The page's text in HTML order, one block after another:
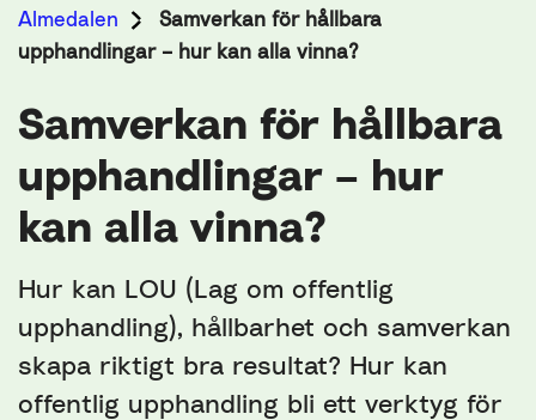
Almedalen
Samverkan för hållbara
upphandlingar – hur kan alla vinna?
Samverkan för hållbara
upphandlingar – hur
kan alla vinna?
Hur kan LOU (Lag om offentlig
upphandling), hållbarhet och samverkan
skapa riktigt bra resultat? Hur kan
offentlig upphandling bli ett verktyg för